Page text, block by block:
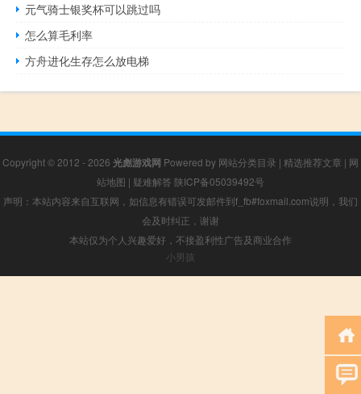
元气骑士银奖杯可以跳过吗
怎么算毛利率
方舟进化生存怎么放电梯
Copyright © 2012 - 2026 光彪游戏网 Powered by 网站分类目录 | 精选推荐文章 | 网
站地图 | 疑难解答 陕ICP备05039492号
声明：本站内容来自互联网，如信息有错误可发邮件到f_fb#foxmail.com说明，我们
会及时纠正，谢谢
本站仅为个人兴趣爱好，不接盈利性广告及商业合作
小男孩